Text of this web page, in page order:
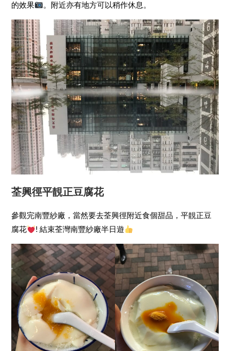
的效果
。附近亦有地方可以稍作休息。
荃興徑平靚正豆腐花
參觀完南豐紗廠，當然要去荃興徑附近食個甜品，平靚正豆
腐花
! 結束荃灣南豐紗廠半日遊